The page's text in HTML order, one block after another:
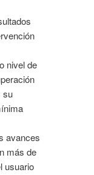
nivel de
su
avances
más de
usuario